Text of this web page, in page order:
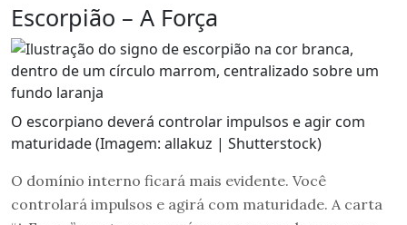
Escorpião – A Força
O escorpiano deverá controlar impulsos e agir com
maturidade (Imagem: allakuz | Shutterstock)
O domínio interno ficará mais evidente. Você
controlará impulsos e agirá com maturidade. A carta